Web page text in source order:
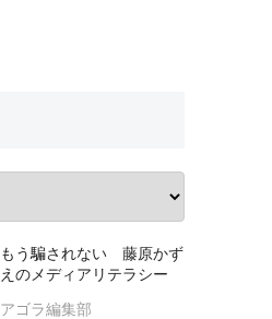
もう騙されない 藤原かず
えのメディアリテラシー
アゴラ編集部